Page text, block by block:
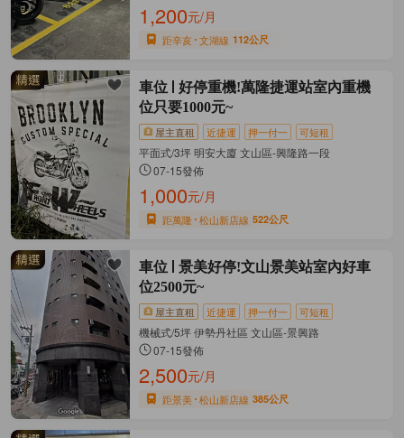
1,200元/月
距辛亥 文湖線 112公尺
車位
好停重機!萬隆捷運站室內重機
位只要1000元~
屋主直租 近捷運 押一付一 可短租
平面式/3坪 明安大廈 文山區-興隆路一段
07-15發佈
1,000元/月
距萬隆 松山新店線 522公尺
車位
景美好停!文山景美站室內好車
位2500元~
屋主直租 近捷運 押一付一 可短租
機械式/5坪 伊勢丹社區 文山區-景興路
07-15發佈
2,500元/月
距景美 松山新店線 385公尺